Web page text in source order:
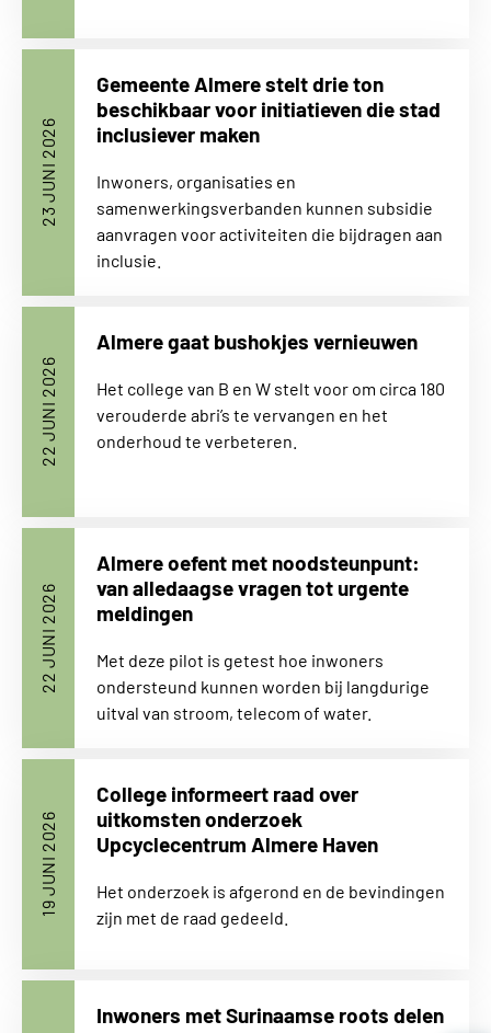
Gemeente Almere stelt drie ton
beschikbaar voor initiatieven die stad
inclusiever maken
23 JUNI 2026
Inwoners, organisaties en
samenwerkingsverbanden kunnen subsidie
aanvragen voor activiteiten die bijdragen aan
inclusie.
Almere gaat bushokjes vernieuwen
22 JUNI 2026
Het college van B en W stelt voor om circa 180
verouderde abri’s te vervangen en het
onderhoud te verbeteren.
Almere oefent met noodsteunpunt:
van alledaagse vragen tot urgente
meldingen
22 JUNI 2026
Met deze pilot is getest hoe inwoners
ondersteund kunnen worden bij langdurige
uitval van stroom, telecom of water.
College informeert raad over
uitkomsten onderzoek
Upcyclecentrum Almere Haven
19 JUNI 2026
Het onderzoek is afgerond en de bevindingen
zijn met de raad gedeeld.
Inwoners met Surinaamse roots delen